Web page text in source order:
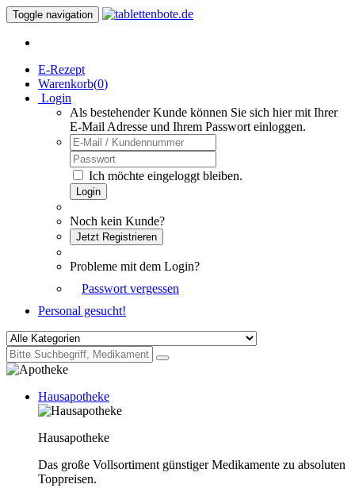
Toggle navigation
E-Rezept
Warenkorb(0)
Login
Als bestehender Kunde können Sie sich hier mit Ihrer
E-Mail Adresse und Ihrem Passwort einloggen.
Ich möchte eingeloggt bleiben.
Login
Noch kein Kunde?
Jetzt Registrieren
Probleme mit dem Login?
Passwort vergessen
Personal gesucht!
Hausapotheke
Hausapotheke
Das große Vollsortiment günstiger Medikamente zu absoluten
Toppreisen.